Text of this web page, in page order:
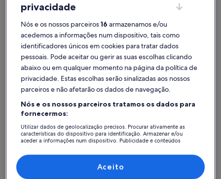
Distrito de Braga Alojamentos com piscina em Esposende
Veja alojamentos com piscina –
Esposende
Mais informações sobre o Casa Pinhal - Waterfront Beach
Mais
privacidade
Nós e os nossos parceiros16 armazenamos e/ou
acedemos a informações num dispositivo, tais como
identificadores únicos em cookies para tratar dados
pessoais. Pode aceitar ou gerir as suas escolhas clicando
abaixo ou em qualquer momento na página da política de
privacidade. Estas escolhas serão sinalizadas aos nossos
parceiros e não afetarão os dados de navegação.
Nós e os nossos parceiros tratamos os dados para
fornecermos:
Utilizar dados de geolocalização precisos. Procurar ativamente as
características do dispositivo para identificação. Armazenar e/ou
aceder a informações num dispositivo. Publicidade e conteúdos
audiência e desenvolvimento de serviços.
Lista de parceiros (fornecedores)
Aceito